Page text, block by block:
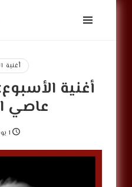
أغنية
أغنية
عاصي
1 يونيو, 2026